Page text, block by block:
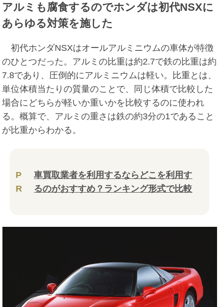
アルミも腐食するのでホンダは初代NSXに
あらゆる対策を施した
初代ホンダNSXはオールアルミニウムの車体が特徴
のひとつだった。アルミの比重は約2.7で鉄の比重は約
7.8であり、圧倒的にアルミニウムは軽い。比重とは、
単位体積当たりの質量のことで、同じ体積で比較した
場合にどちらが軽いか重いかを比較するのに使われ
る。概算で、アルミの重さは鉄の約3分の1であること
が比重からわかる。
P
R
車買取業者を利用するならどこを利用す
るのがおすすめ？ランキング形式で比較